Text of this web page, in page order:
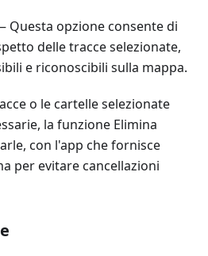
Questa opzione consente di
delle tracce selezionate,
e riconoscibili sulla mappa.
o le cartelle selezionate
la funzione Elimina
con l'app che fornisce
per evitare cancellazioni